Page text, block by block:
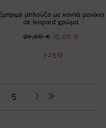
μπλούζα με κοντά μανίκια
σε leopard χρώμα
(-25%)
Ειδική
15,00 €
20,00 €
Σελίδα
5 Σελίδα
Επόμενο